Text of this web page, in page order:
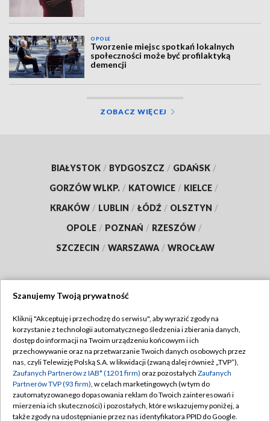
OPOLE
Tworzenie miejsc spotkań lokalnych
społeczności może być profilaktyką
demencji
ZOBACZ WIĘCEJ
BIAŁYSTOK / BYDGOSZCZ / GDAŃSK /
GORZÓW WLKP. / KATOWICE / KIELCE /
KRAKÓW / LUBLIN / ŁÓDŹ / OLSZTYN /
OPOLE / POZNAŃ / RZESZÓW /
SZCZECIN / WARSZAWA / WROCŁAW
TVP
Abonament TVP
Emisja w TVP
Centrum informacji TVP
Naziemna Telewizja Cyfrowa
Regulamin TVP
Polityka prywatności
Moje zgody
Pomoc
Szanujemy Twoją prywatność
Kliknij "Akceptuję i przechodzę do serwisu", aby wyrazić zgody na
korzystanie z technologii automatycznego śledzenia i zbierania danych,
dostęp do informacji na Twoim urządzeniu końcowym i ich
przechowywanie oraz na przetwarzanie Twoich danych osobowych przez
nas, czyli Telewizję Polską S.A. w likwidacji (zwaną dalej również „TVP”),
Zaufanych Partnerów z IAB* (1201 firm) oraz pozostałych Zaufanych
Partnerów TVP (93 firm), w celach marketingowych (w tym do
zautomatyzowanego dopasowania reklam do Twoich zainteresowań i
mierzenia ich skuteczności) i pozostałych, które wskazujemy poniżej, a
także zgody na udostępnianie przez nas identyfikatora PPID do Google.